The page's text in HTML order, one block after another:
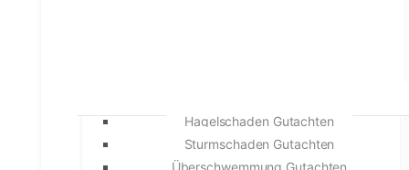
Hagelschaden Gutachten
Sturmschaden Gutachten
Überschwemmung Gutachten